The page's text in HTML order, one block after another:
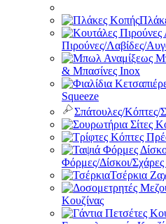
Πιρούνες/Λαβίδες/
& Μπασίνες Inox
Squeeze
Σπάτουλες/Κόπτες/
Φόρμες/Δίσκοι/
Τσέρκια
Κουζίνας